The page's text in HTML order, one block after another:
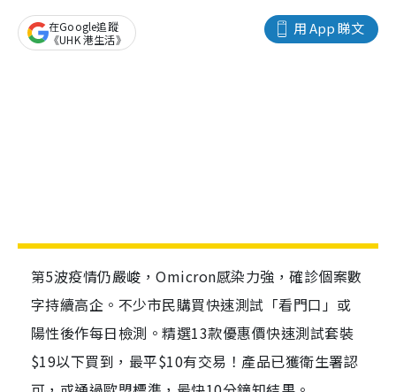
用 App 睇文
在Google追蹤
《UHK 港生活》
第5波疫情仍嚴峻，Omicron感染力強，確診個案數
字持續高企。不少市民購買快速測試「看門口」或
陽性後作每日檢測。精選13款優惠價快速測試套裝
$19以下買到，最平$10有交易！產品已獲衛生署認